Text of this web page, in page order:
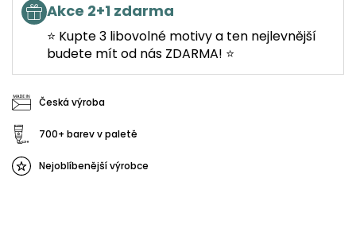
Akce 2+1 zdarma
⭐ Kupte 3 libovolné motivy a ten nejlevnější
budete mít od nás ZDARMA! ⭐
Česká výroba
700+ barev v paletě
Nejoblíbenější výrobce